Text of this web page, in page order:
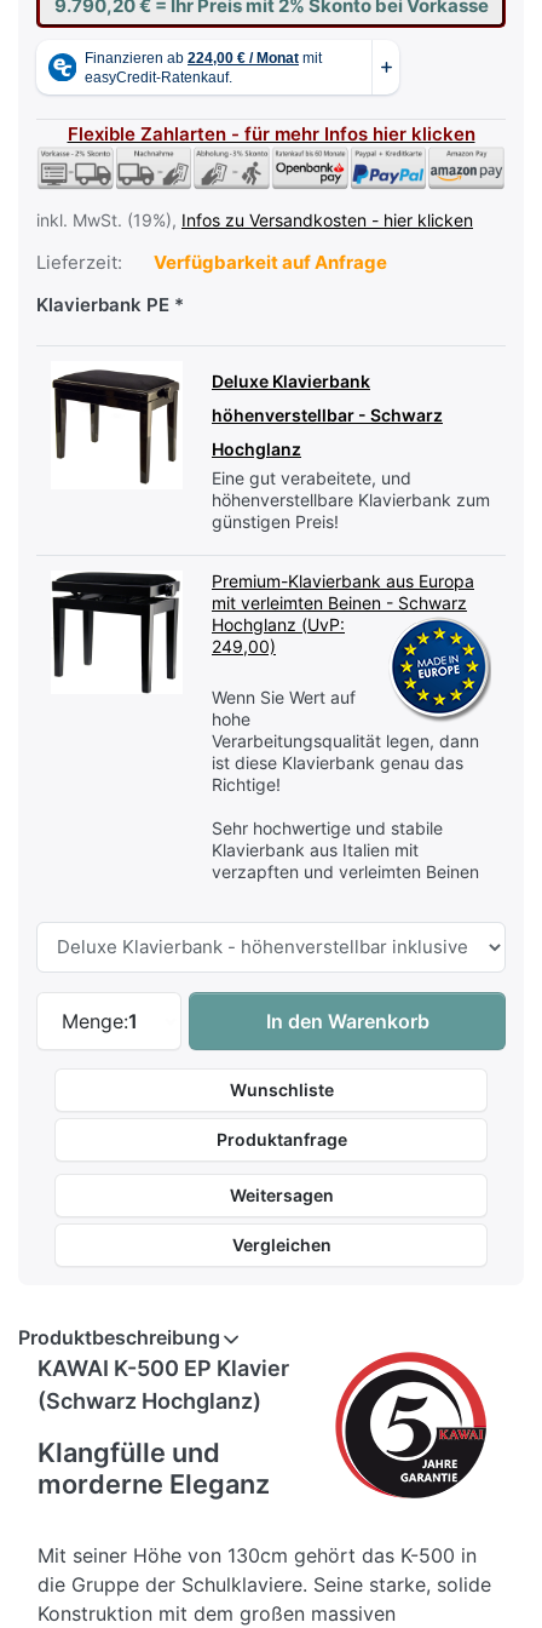
9.790,20 € = Ihr Preis mit 2% Skonto bei Vorkasse
Flexible Zahlarten - für mehr Infos hier klicken
inkl. MwSt. (19%), Infos zu Versandkosten - hier klicken
Lieferzeit:
Verfügbarkeit auf Anfrage
Klavierbank PE
Deluxe Klavierbank
höhenverstellbar - Schwarz
Hochglanz
Eine gut verabeitete, und
höhenverstellbare Klavierbank zum
günstigen Preis!
Premium-Klavierbank aus Europa
mit verleimten Beinen - Schwarz
Hochglanz (UvP:
249,00)
Wenn Sie Wert auf
hohe
Verarbeitungsqualität legen, dann
ist diese Klavierbank genau das
Richtige!
Sehr hochwertige und stabile
Klavierbank aus Italien mit
verzapften und verleimten Beinen
Menge:1
Kawai K-500 EP Klavier - Schwarz
In den Warenkorb
Wunschliste
Produktanfrage
Weitersagen
Vergleichen
Produktbeschreibung
KAWAI K-500 EP Klavier
(Schwarz Hochglanz)
Klangfülle und
morderne Eleganz
Mit seiner Höhe von 130cm gehört das K-500 in
die Gruppe der Schulklaviere. Seine starke, solide
Konstruktion mit dem großen massiven